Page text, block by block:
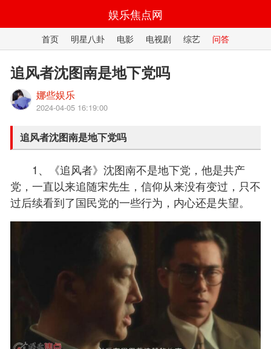
娱乐焦点网
首页 明星八卦 电影 电视剧 综艺 问答
追风者沈图南是地下党吗
娜些娱乐
2024-04-05 16:19:00
追风者沈图南是地下党吗
1、《追风者》沈图南不是地下党，他是共产
党，一直以来追随宋先生，信仰从来没有变过，只不
过后续看到了国民党的一些行为，内心还是失望。